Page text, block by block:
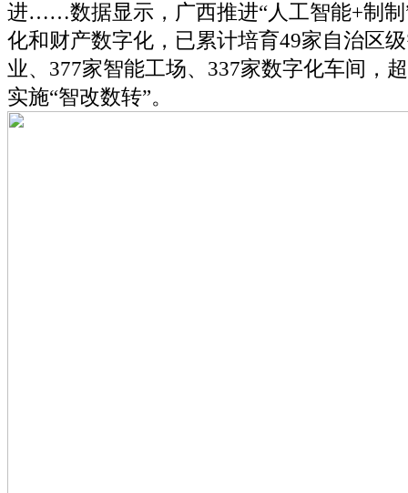
进……数据显示，广西推进“人工智能+制制
化和财产数字化，已累计培育49家自治区
业、377家智能工场、337家数字化车间，
实施“智改数转”。